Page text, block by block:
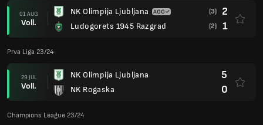
01 AUG
Voll.
NK Olimpija Ljubljana
Ludogorets 1945 Razgrad
(3) 2
(2) 1
Prva Liga 23/24
29 JUL
Voll.
NK Olimpija Ljubljana
NK Rogaska
5
0
Champions League 23/24